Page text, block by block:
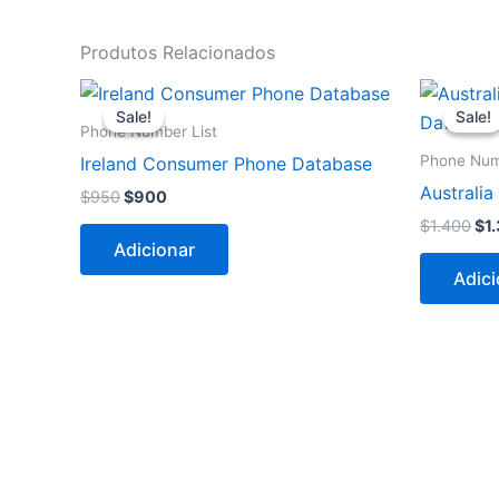
Produtos Relacionados
Sale!
Sale!
Phone Number List
Ireland Consumer Phone Database
$950
O
preço
original
$950.
$900
O
preço
atual
$900.
Adicionar
Sale!
Sale!
Phone
Australia
$1.400
O
$